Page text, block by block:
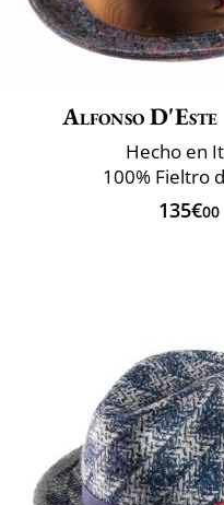
Alfonso D'Este
Hecho en
100% Fieltro
135€00